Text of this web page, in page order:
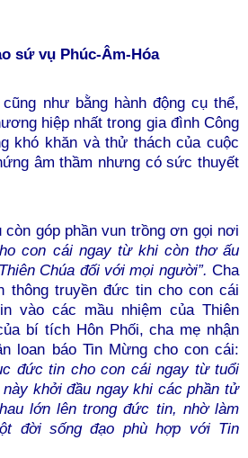
sứ vụ Phúc-Âm-Hóa
như bằng hành động cụ thể,
hiệp nhất trong gia đình Công
khó khăn và thử thách của cuộc
âm thầm nhưng có sức thuyết
góp phần vun trồng ơn gọi nơi
con cái ngay từ khi còn thơ ấu
Chúa đối với mọi người”. Cha
thông truyền đức tin cho con cái
vào các mầu nhiệm của Thiên
bí tích Hôn Phối, cha mẹ nhận
loan báo Tin Mừng cho con cái:
đức tin cho con cái ngay từ tuổi
khởi đầu ngay khi các phần tử
lớn lên trong đức tin, nhờ làm
đời sống đạo phù hợp với Tin